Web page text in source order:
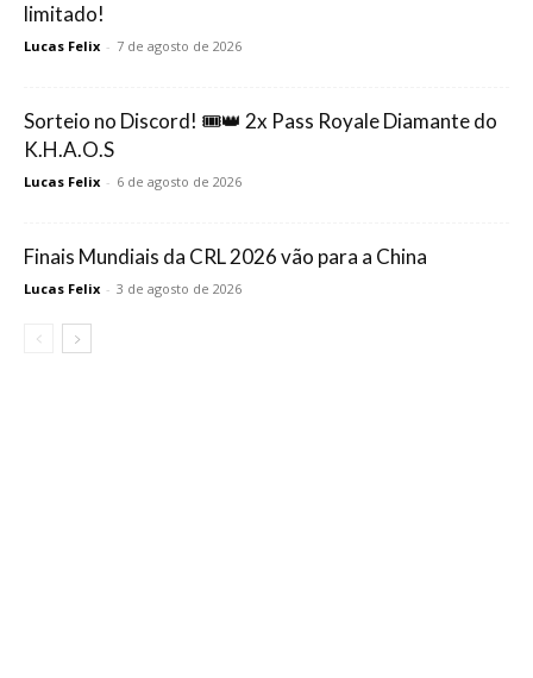
limitado!
Lucas Felix - 7 de agosto de 2026
Sorteio no Discord! 🎟️👑 2x Pass Royale Diamante do
K.H.A.O.S
Lucas Felix - 6 de agosto de 2026
Finais Mundiais da CRL 2026 vão para a China
Lucas Felix - 3 de agosto de 2026